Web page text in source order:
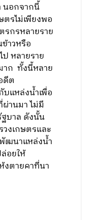
นอกจากนี้
ตรไม่เพียงพอ
รกรหลายราย
าวหรือ
หลายราย
าก ทั้งนี้หลาย
ดีต
แหล่งน้ำเพื่อ
านมา ไม่มี
บาล ดังนั้น
งเกษตรและ
ฒนาแหล่งน้ำ
อยให้
งตายคาที่นา